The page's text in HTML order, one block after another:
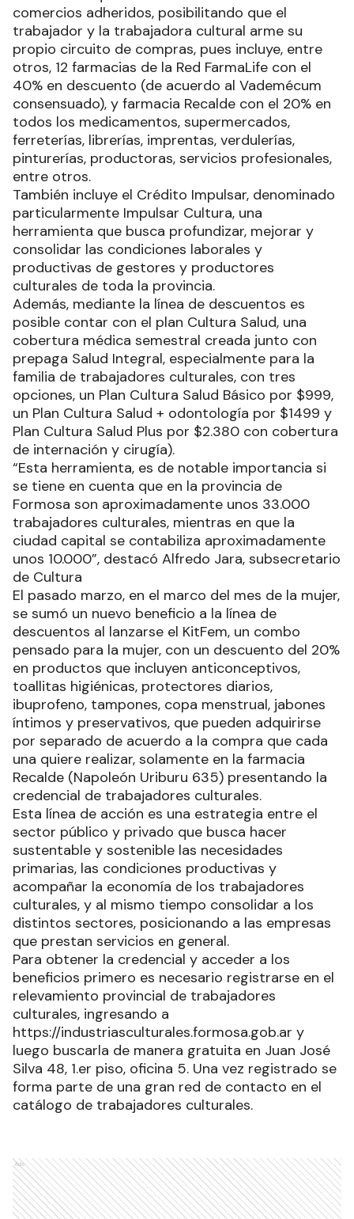
comercios adheridos, posibilitando que el
trabajador y la trabajadora cultural arme su
propio circuito de compras, pues incluye, entre
otros, 12 farmacias de la Red FarmaLife con el
40% en descuento (de acuerdo al Vademécum
consensuado), y farmacia Recalde con el 20% en
todos los medicamentos, supermercados,
ferreterías, librerías, imprentas, verdulerías,
pinturerías, productoras, servicios profesionales,
entre otros.
También incluye el Crédito Impulsar, denominado
particularmente Impulsar Cultura, una
herramienta que busca profundizar, mejorar y
consolidar las condiciones laborales y
productivas de gestores y productores
culturales de toda la provincia.
Además, mediante la línea de descuentos es
posible contar con el plan Cultura Salud, una
cobertura médica semestral creada junto con
prepaga Salud Integral, especialmente para la
familia de trabajadores culturales, con tres
opciones, un Plan Cultura Salud Básico por $999,
un Plan Cultura Salud + odontología por $1499 y
Plan Cultura Salud Plus por $2.380 con cobertura
de internación y cirugía).
“Esta herramienta, es de notable importancia si
se tiene en cuenta que en la provincia de
Formosa son aproximadamente unos 33.000
trabajadores culturales, mientras en que la
ciudad capital se contabiliza aproximadamente
unos 10.000”, destacó Alfredo Jara, subsecretario
de Cultura
El pasado marzo, en el marco del mes de la mujer,
se sumó un nuevo beneficio a la línea de
descuentos al lanzarse el KitFem, un combo
pensado para la mujer, con un descuento del 20%
en productos que incluyen anticonceptivos,
toallitas higiénicas, protectores diarios,
ibuprofeno, tampones, copa menstrual, jabones
íntimos y preservativos, que pueden adquirirse
por separado de acuerdo a la compra que cada
una quiere realizar, solamente en la farmacia
Recalde (Napoleón Uriburu 635) presentando la
credencial de trabajadores culturales.
Esta línea de acción es una estrategia entre el
sector público y privado que busca hacer
sustentable y sostenible las necesidades
primarias, las condiciones productivas y
acompañar la economía de los trabajadores
culturales, y al mismo tiempo consolidar a los
distintos sectores, posicionando a las empresas
que prestan servicios en general.
Para obtener la credencial y acceder a los
beneficios primero es necesario registrarse en el
relevamiento provincial de trabajadores
culturales, ingresando a
https://industriasculturales.formosa.gob.ar y
luego buscarla de manera gratuita en Juan José
Silva 48, 1.er piso, oficina 5. Una vez registrado se
forma parte de una gran red de contacto en el
catálogo de trabajadores culturales.
Ads